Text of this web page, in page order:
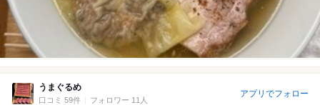
うまぐるめ
口コミ 59件 フォロワー 11人
アプリでフォロー